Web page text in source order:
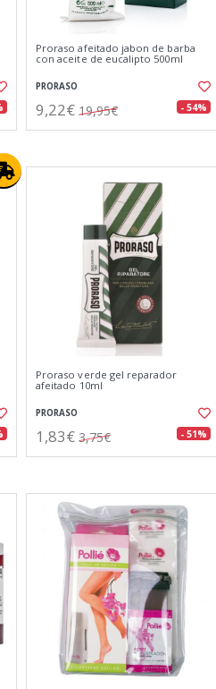
Proraso afeitado jabon de barba
con aceite de eucalipto 500ml
PRORASO
9,22€ 19,95€ - 54%
Proraso verde gel reparador
afeitado 10ml
PRORASO
1,83€ 3,75€ - 51%